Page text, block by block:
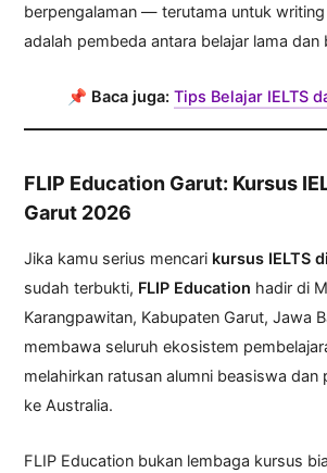
berpengalaman — terutama untuk
adalah pembeda antara belajar lama dan
📌 Baca juga: Tips Belajar IELTS
FLIP Education Garut: Kursus
Garut 2026
Jika kamu serius mencari kursus IELTS
sudah terbukti, FLIP Education hadir di
Karangpawitan, Kabupaten Garut, Jawa
membawa seluruh ekosistem
melahirkan ratusan alumni beasiswa dan
ke Australia.
FLIP Education bukan lembaga kursus